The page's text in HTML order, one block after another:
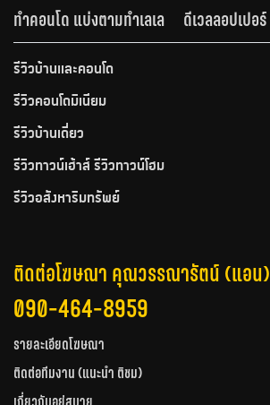
ทำคอนโด แบ่งตามทำเลเล
ดีเวลลอปเปอร์
รีวิวบ้านและคอนโด
รีวิวคอนโดมิเนียม
รีวิวบ้านเดี่ยว
รีวิวทาวน์เฮ้าส์ รีวิวทาวน์โฮม
รีวิวอสังหาริมทรัพย์
ติดต่อโฆษณา คุณวรรณารัตน์ (แอน)
090-464-8959
รายละเอียดโฆษณา
ติดต่อทีมงาน (แนะนำ ติชม)